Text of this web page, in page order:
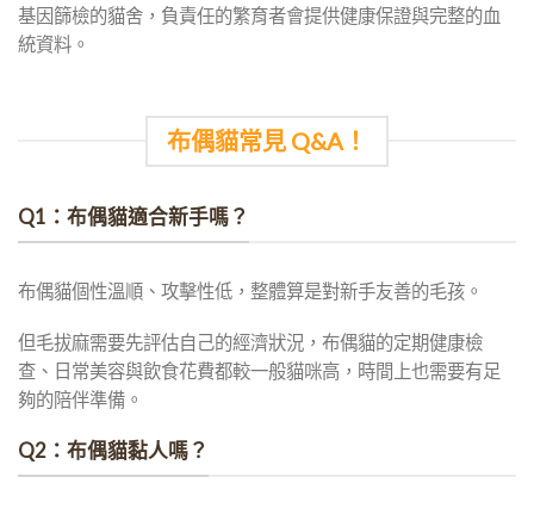
基因篩檢的貓舍，負責任的繁育者會提供健康保證與完整的血
統資料。
布偶貓常見 Q&A！
Q1：布偶貓適合新手嗎？
布偶貓個性溫順、攻擊性低，整體算是對新手友善的毛孩。
但毛拔麻需要先評估自己的經濟狀況，布偶貓的定期健康檢
查、日常美容與飲食花費都較一般貓咪高，時間上也需要有足
夠的陪伴準備。
Q2：布偶貓黏人嗎？